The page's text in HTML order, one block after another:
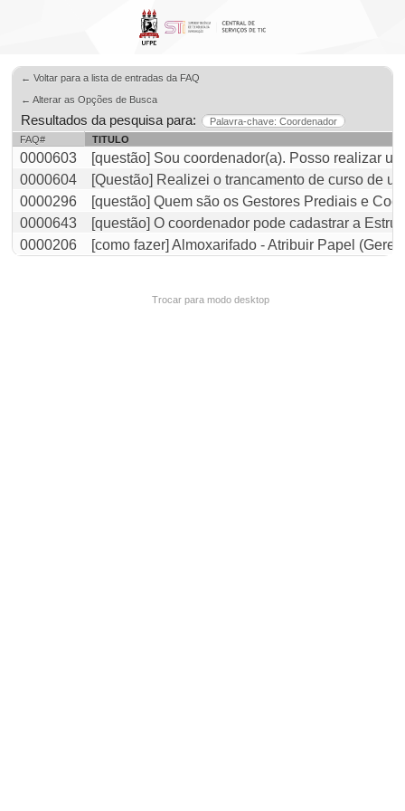
← Voltar para a lista de entradas da FAQ
← Alterar as Opções de Busca
Resultados da pesquisa para:
Palavra-chave: Coordenador
FAQ#
TITULO
0000603
[questão] Sou coordenador(a). Posso realizar
0000604
[Questão] Realizei o trancamento de curso de
0000296
[questão] Quem são os Gestores Prediais e
0000643
[questão] O coordenador pode cadastrar a
0000206
[como fazer] Almoxarifado - Atribuir Papel
Trocar para modo desktop